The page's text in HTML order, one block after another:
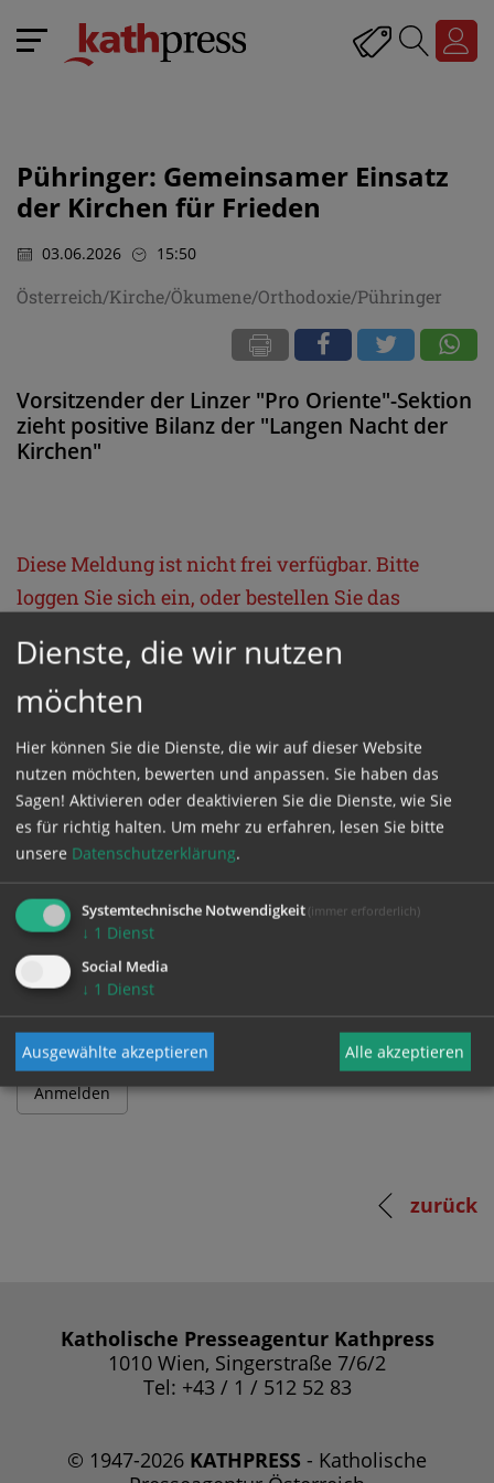
Pühringer: Gemeinsamer Einsatz
der Kirchen für Frieden
03.06.2026 15:50
Österreich/Kirche/Ökumene/Orthodoxie/Pühringer
Vorsitzender der Linzer "Pro Oriente"-Sektion
zieht positive Bilanz der "Langen Nacht der
Kirchen"
Diese Meldung ist nicht frei verfügbar. Bitte
loggen Sie sich ein, oder bestellen Sie das
GESCHÜTZTER BEREICH
Bitte melden Sie sich mit Ihrem Benutzernamen
und Passwort an.
Benutzername
Passwort
zurück
Katholische Presseagentur Kathpress
1010 Wien, Singerstraße 7/6/2
Tel: +43 / 1 / 512 52 83
© 1947-2026 KATHPRESS - Katholische
Dienste, die wir nutzen
möchten
Hier können Sie die Dienste, die wir auf dieser Website
nutzen möchten, bewerten und anpassen. Sie haben das
Sagen! Aktivieren oder deaktivieren Sie die Dienste, wie Sie
es für richtig halten. Um mehr zu erfahren, lesen Sie bitte
unsere Datenschutzerklärung.
Systemtechnische Notwendigkeit (immer erforderlich)
↓ 1 Dienst
Social Media
↓ 1 Dienst
Ausgewählte akzeptieren Alle akzeptieren